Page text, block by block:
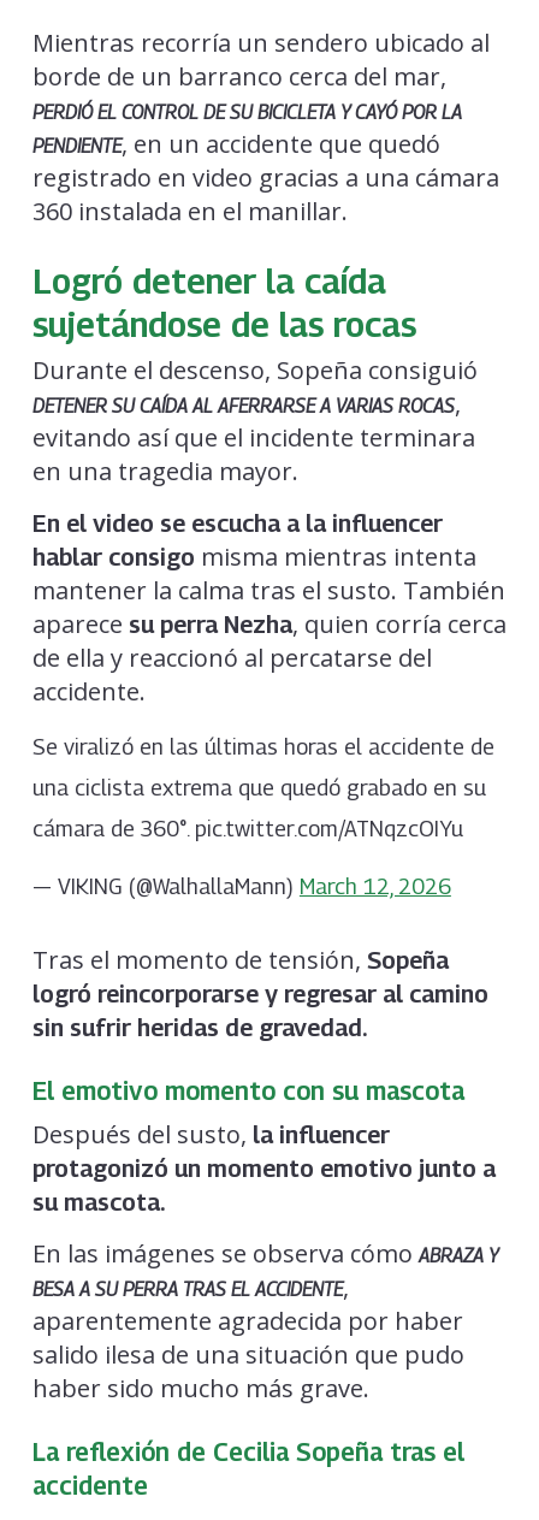
Mientras recorría un sendero ubicado al
borde de un barranco cerca del mar,
PERDIÓ EL CONTROL DE SU BICICLETA Y CAYÓ POR LA
PENDIENTE, en un accidente que quedó
registrado en video gracias a una cámara
360 instalada en el manillar.
Logró detener la caída
sujetándose de las rocas
Durante el descenso, Sopeña consiguió
DETENER SU CAÍDA AL AFERRARSE A VARIAS ROCAS,
evitando así que el incidente terminara
en una tragedia mayor.
En el video se escucha a la influencer
hablar consigo misma mientras intenta
mantener la calma tras el susto. También
aparece su perra Nezha, quien corría cerca
de ella y reaccionó al percatarse del
accidente.
Se viralizó en las últimas horas el accidente de
una ciclista extrema que quedó grabado en su
cámara de 360°. pic.twitter.com/ATNqzcOIYu
— VIKING (@WalhallaMann) March 12, 2026
Tras el momento de tensión, Sopeña
logró reincorporarse y regresar al camino
sin sufrir heridas de gravedad.
El emotivo momento con su mascota
Después del susto, la influencer
protagonizó un momento emotivo junto a
su mascota.
En las imágenes se observa cómoABRAZA Y
BESA A SU PERRA TRAS EL ACCIDENTE,
aparentemente agradecida por haber
salido ilesa de una situación que pudo
haber sido mucho más grave.
La reflexión de Cecilia Sopeña tras el
accidente